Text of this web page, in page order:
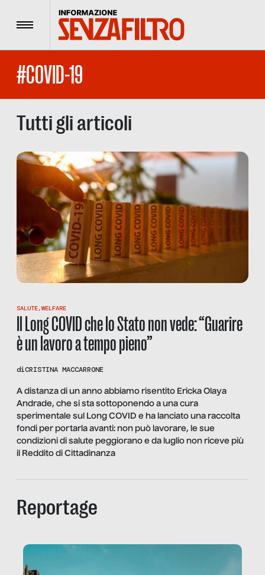
Menu
#COVID-19
Tutti gli articoli
SALUTE,WELFARE
Il Long COVID che lo Stato non vede: “Guarire
è un lavoro a tempo pieno”
diCRISTINA MACCARRONE
A distanza di un anno abbiamo risentito Ericka Olaya
Andrade, che si sta sottoponendo a una cura
sperimentale sul Long COVID e ha lanciato una raccolta
fondi per portarla avanti: non può lavorare, le sue
condizioni di salute peggiorano e da luglio non riceve più
il Reddito di Cittadinanza
Reportage